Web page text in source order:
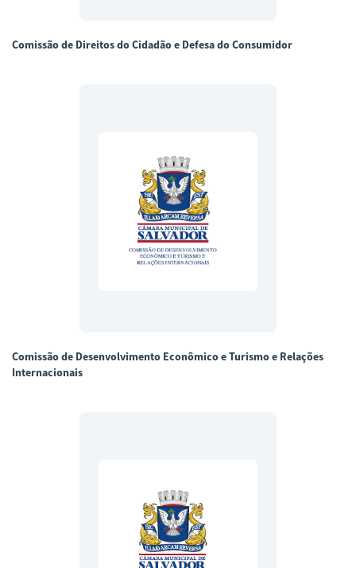
Comissão de Direitos do Cidadão e Defesa do Consumidor
Comissão de Desenvolvimento Econômico e Turismo e Relações
Internacionais